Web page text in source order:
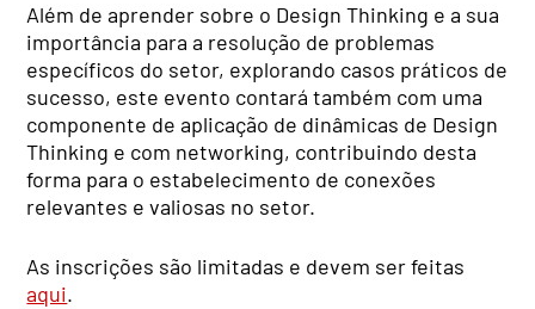
Além de aprender sobre o Design Thinking e a sua
importância para a resolução de problemas
específicos do setor, explorando casos práticos de
sucesso, este evento contará também com uma
componente de aplicação de dinâmicas de Design
Thinking e com networking, contribuindo desta
forma para o estabelecimento de conexões
relevantes e valiosas no setor.
As inscrições são limitadas e devem ser feitas
aqui.